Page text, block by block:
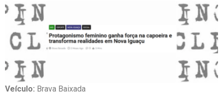
Veículo: Brava Baixada